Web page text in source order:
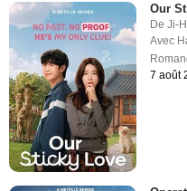
Our
DeJi-
Avec
7 août